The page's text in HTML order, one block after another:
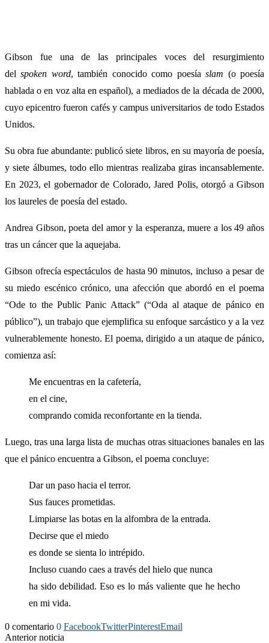
Gibson fue una de las principales voces del resurgimiento
delspoken word, también conocido como poesíaslam (o poesía
hablada o en voz alta en español), a mediados de la década de 2000,
cuyo epicentro fueron cafés y campus universitarios de todo Estados
Unidos.
Su obra fue abundante: publicó siete libros, en su mayoría de poesía,
y siete álbumes, todo ello mientras realizaba giras incansablemente.
En 2023, el gobernador de Colorado, Jared Polis, otorgó a Gibson
los laureles de poesía del estado.
Andrea Gibson, poeta del amor y la esperanza, muere a los 49 años
tras un cáncer que la aquejaba.
Gibson ofrecía espectáculos de hasta 90 minutos, incluso a pesar de
su miedo escénico crónico, una afección que abordó en el poema
“Ode to the Public Panic Attack” (“Oda al ataque de pánico en
público”), un trabajo que ejemplifica su enfoque sarcástico y a la vez
vulnerablemente honesto. El poema, dirigido a un ataque de pánico,
comienza así:
Me encuentras en la cafetería,
en el cine,
comprando comida reconfortante en la tienda.
Luego, tras una larga lista de muchas otras situaciones banales en las
que el pánico encuentra a Gibson, el poema concluye:
Dar un paso hacia el terror.
Sus fauces prometidas.
Limpiarse las botas en la alfombra de la entrada.
Decirse que el miedo
es donde se sienta lo intrépido.
Incluso cuando caes a través del hielo que nunca
ha sido debilidad. Eso es lo más valiente que he hecho
en mi vida.
0 comentario 0 FacebookTwitterPinterestEmail
Anterior noticia